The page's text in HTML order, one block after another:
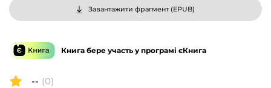
Завантажити фрагмент (EPUB)
Книга бере участь у програмі єКнига
-- (0)